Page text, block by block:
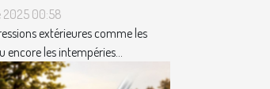
2025 00:58
extérieures comme les
les intempéries...